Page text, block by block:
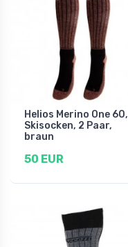
Helios Merino One 60,
Skisocken, 2 Paar,
braun
50 EUR